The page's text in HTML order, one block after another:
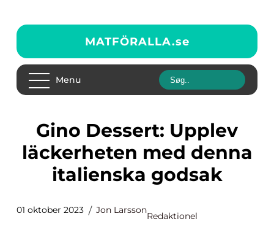
MATFÖRALLA.se
Menu
Gino Dessert: Upplev
läckerheten med denna
italienska godsak
01 oktober 2023 Jon Larsson
Redaktionel